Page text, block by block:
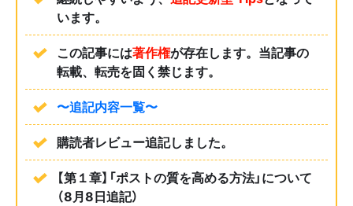
います。
この記事には著作権が存在します。 当記事の
転載、転売を固く禁じます。
〜追記内容一覧〜
購読者レビュー追記しました。
【第１章】「ポストの質を高める方法」について
（8月8日追記）